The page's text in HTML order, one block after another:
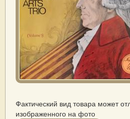
Фактический вид товара может
изображенного на фото